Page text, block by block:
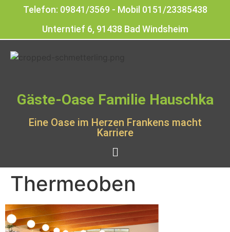
Telefon: 09841/3569 - Mobil 0151/23385438
Unterntief 6, 91438 Bad Windsheim
Gäste-Oase Familie Hauschka
Eine Oase im Herzen Frankens macht
Karriere
Thermeoben